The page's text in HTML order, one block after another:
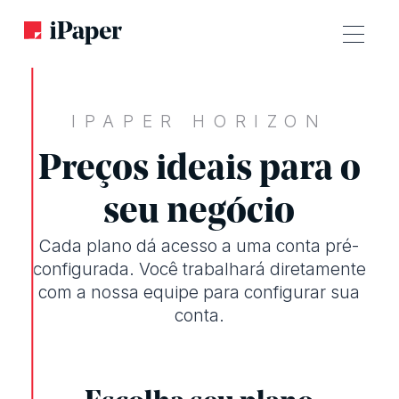
IPAPER HORIZON
Preços ideais para o
seu negócio
Cada plano dá acesso a uma conta pré-
configurada. Você trabalhará diretamente
com a nossa equipe para configurar sua
conta.